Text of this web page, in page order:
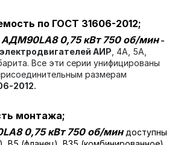
по ГОСТ 31606-2012;
АДМ90LA8 0,75 кВт 750 об/мин-
АИР , 4А, 5А,
Все эти серии унифицированы
размерам
2012.
монтажа;
0,75 кВт 750 об/миндоступны